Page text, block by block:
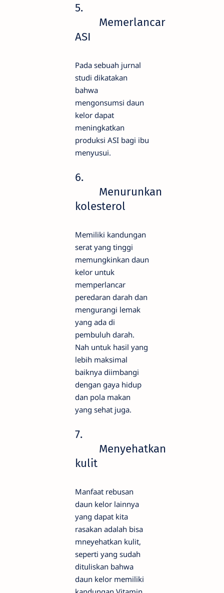
5.
Memerlancar
ASI
Pada sebuah jurnal
studi dikatakan
bahwa
mengonsumsi daun
kelor dapat
meningkatkan
produksi ASI bagi ibu
menyusui.
6.
Menurunkan
kolesterol
Memiliki kandungan
serat yang tinggi
memungkinkan daun
kelor untuk
memperlancar
peredaran darah dan
mengurangi lemak
yang ada di
pembuluh darah.
Nah untuk hasil yang
lebih maksimal
baiknya diimbangi
dengan gaya hidup
dan pola makan
yang sehat juga.
7.
Menyehatkan
kulit
Manfaat rebusan
daun kelor lainnya
yang dapat kita
rasakan adalah bisa
mneyehatkan kulit,
seperti yang sudah
dituliskan bahwa
daun kelor memiliki